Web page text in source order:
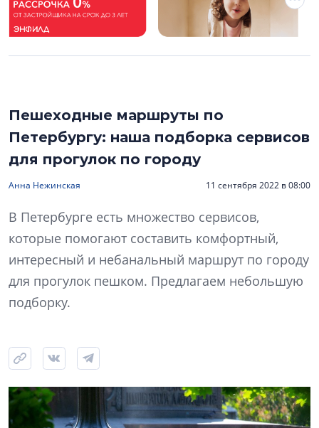
Пешеходные маршруты по
Петербургу: наша подборка сервисов
для прогулок по городу
Анна Нежинская 11 сентября 2022 в 08:00
В Петербурге есть множество сервисов,
которые помогают составить комфортный,
интересный и небанальный маршрут по городу
для прогулок пешком. Предлагаем небольшую
подборку.